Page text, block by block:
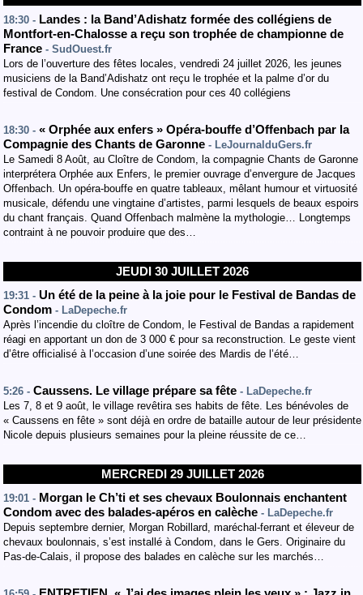
18:30 - Landes : la Band’Adishatz formée des collégiens de
Montfort-en-Chalosse a reçu son trophée de championne de
France - SudOuest.fr
Lors de l’ouverture des fêtes locales, vendredi 24 juillet 2026, les jeunes
musiciens de la Band’Adishatz ont reçu le trophée et la palme d’or du
festival de Condom. Une consécration pour ces 40 collégiens
18:30 - « Orphée aux enfers » Opéra-bouffe d’Offenbach par la
Compagnie des Chants de Garonne - LeJournalduGers.fr
Le Samedi 8 Août, au Cloître de Condom, la compagnie Chants de Garonne
interprétera Orphée aux Enfers, le premier ouvrage d’envergure de Jacques
Offenbach. Un opéra-bouffe en quatre tableaux, mêlant humour et virtuosité
musicale, défendu une vingtaine d’artistes, parmi lesquels de beaux espoirs
du chant français. Quand Offenbach malmène la mythologie… Longtemps
contraint à ne pouvoir produire que des…
JEUDI 30 JUILLET 2026
19:31 - Un été de la peine à la joie pour le Festival de Bandas de
Condom - LaDepeche.fr
Après l’incendie du cloître de Condom, le Festival de Bandas a rapidement
réagi en apportant un don de 3 000 € pour sa reconstruction. Le geste vient
d’être officialisé à l’occasion d’une soirée des Mardis de l’été…
5:26 - Caussens. Le village prépare sa fête - LaDepeche.fr
Les 7, 8 et 9 août, le village revêtira ses habits de fête. Les bénévoles de
« Caussens en fête » sont déjà en ordre de bataille autour de leur présidente
Nicole depuis plusieurs semaines pour la pleine réussite de ce…
MERCREDI 29 JUILLET 2026
19:01 - Morgan le Ch’ti et ses chevaux Boulonnais enchantent
Condom avec des balades-apéros en calèche - LaDepeche.fr
Depuis septembre dernier, Morgan Robillard, maréchal-ferrant et éleveur de
chevaux boulonnais, s’est installé à Condom, dans le Gers. Originaire du
Pas-de-Calais, il propose des balades en calèche sur les marchés…